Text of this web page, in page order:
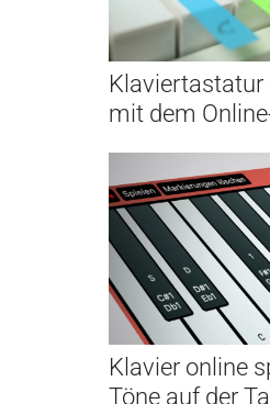
mit dem
Klavier online
Töne auf der